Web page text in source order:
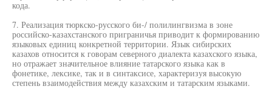
кода.
7. Реализация тюркско-русского би-/ полилингвизма в зоне
российско-казахстанского приграничья приводит к формированию
языковых единиц конкретной территории. Язык сибирских
казахов относится к говорам северного диалекта казахского языка,
но отражает значительное влияние татарского языка как в
фонетике, лексике, так и в синтаксисе, характеризуя высокую
степень взаимодействия между казахским и татарским языками.